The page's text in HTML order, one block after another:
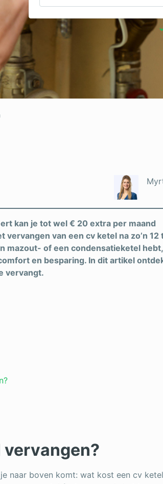
kan je tot wel € 20 extra per maand
van een cv ketel na zo’n 12
mazout- of een condensatieketel hebt,
en besparing. In dit artikel
vervangt.
vervangen?
naar boven komt: wat kost een cv ketel